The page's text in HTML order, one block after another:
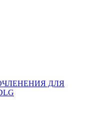
ДЛЯ